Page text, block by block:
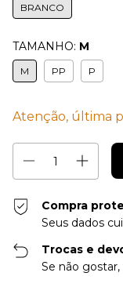
BRANCO
TAMANHO: M
M PP P
Atenção, última
Compra
Seus dados
Trocas e
Se não